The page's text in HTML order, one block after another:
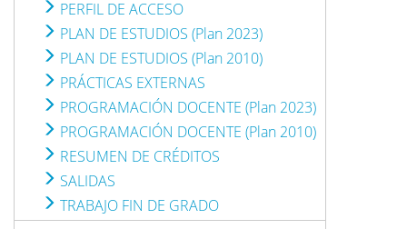
PERFIL DE ACCESO
PLAN DE ESTUDIOS (Plan 2023)
PLAN DE ESTUDIOS (Plan 2010)
PRÁCTICAS EXTERNAS
PROGRAMACIÓN DOCENTE (Plan 2023)
PROGRAMACIÓN DOCENTE (Plan 2010)
RESUMEN DE CRÉDITOS
SALIDAS
TRABAJO FIN DE GRADO